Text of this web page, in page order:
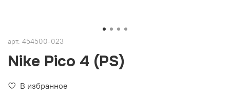
арт. 454500-023
Nike Pico 4 (PS)
В избранное